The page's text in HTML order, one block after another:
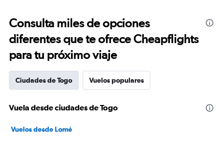
Consulta miles de opciones
diferentes que te ofrece Cheapflights
para tu próximo viaje
Ciudades de Togo Vuelos populares
Vuela desde ciudades de Togo
Vuelos desde Lomé